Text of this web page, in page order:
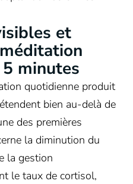
et
minutes
quotidienne produit
bien au-delà de
des premières
la diminution du
la gestion
le taux de cortisol,